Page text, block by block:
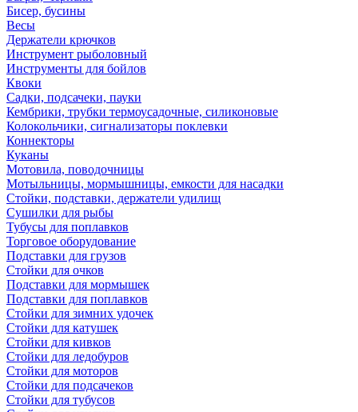
Бисер, бусины
Весы
Держатели крючков
Инструмент рыболовный
Инструменты для бойлов
Квоки
Садки, подсачеки, пауки
Кембрики, трубки термоусадочные, силиконовые
Колокольчики, сигнализаторы поклевки
Коннекторы
Куканы
Мотовила, поводочницы
Мотыльницы, мормышницы, емкости для насадки
Стойки, подставки, держатели удилищ
Сушилки для рыбы
Тубусы для поплавков
Торговое оборудование
Подставки для грузов
Стойки для очков
Подставки для мормышек
Подставки для поплавков
Стойки для зимних удочек
Стойки для катушек
Стойки для кивков
Стойки для ледобуров
Стойки для моторов
Стойки для подсачеков
Стойки для тубусов